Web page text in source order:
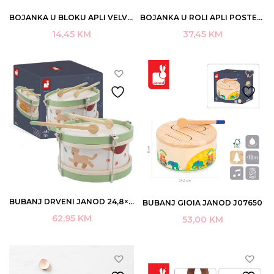
BOJANKA U BLOKU APLI VELVET+5MARKERA 20×19,5CM +3 ART.18508 (30)
14,45 KM
BOJANKA U ROLI APLI POSTER 96,5×180 MAGIC FOREST ART.16606
37,45 KM
BUBANJ DRVENI JANOD 24,8×24,8×13,1CM 18+ ART.J07617
62,95 KM
BUBANJ GIOIA JANOD J07650
53,00 KM